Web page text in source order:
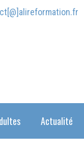
Actualité